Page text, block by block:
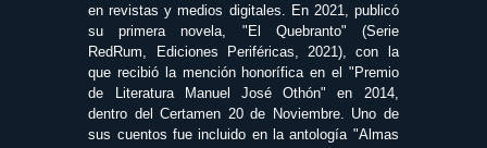
en revistas y medios digitales. En 2021, publicó
su primera novela, "El Quebranto" (Serie
RedRum, Ediciones Periféricas, 2021), con la
que recibió la mención honorífica en el "Premio
de Literatura Manuel José Othón" en 2014,
dentro del Certamen 20 de Noviembre. Uno de
sus cuentos fue incluido en la antología "Almas